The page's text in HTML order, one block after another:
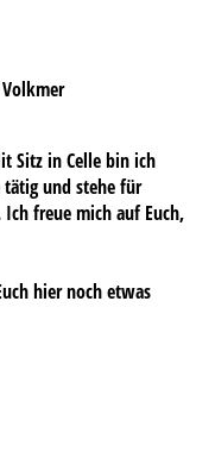
Sitz in Celle bin ich
tätig und stehe für
freue mich auf Euch,
hier noch etwas